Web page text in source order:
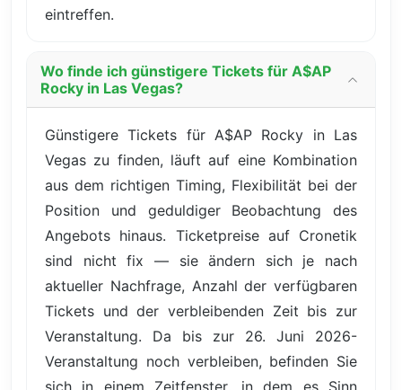
eintreffen.
Wo finde ich günstigere Tickets für A$AP
Rocky in Las Vegas?
Günstigere Tickets für A$AP Rocky in Las
Vegas zu finden, läuft auf eine Kombination
aus dem richtigen Timing, Flexibilität bei der
Position und geduldiger Beobachtung des
Angebots hinaus. Ticketpreise auf Cronetik
sind nicht fix — sie ändern sich je nach
aktueller Nachfrage, Anzahl der verfügbaren
Tickets und der verbleibenden Zeit bis zur
Veranstaltung. Da bis zur 26. Juni 2026-
Veranstaltung noch verbleiben, befinden Sie